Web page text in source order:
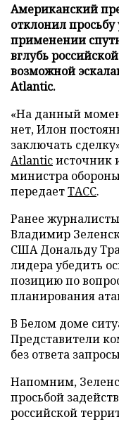
Американский
отклонил
применении
вглубь
возможной
Atlantic.
«На данный
нет, Илон
заключать
Atlanticисточник
министра
передаетТАСС.
Ранее
Владимир
США Дональду
лидера убедить
позицию по
планирования
В Белом доме
Представители
без ответа
Напомним,
просьбой
российской